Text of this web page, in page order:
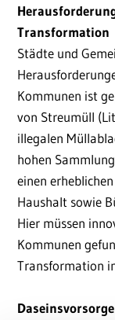
Transformation
Städte und
Kommunen ist
von Streumüll
illegalen
hohen
einen
Haushalt sowie
Hier müssen
Kommunen
Transformation